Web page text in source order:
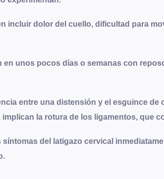
incluir dolor del cuello, dificultad para
en unos pocos días o semanas con
entre una distensión y el esguince
la rotura de los ligamentos, que
del latigazo cervical